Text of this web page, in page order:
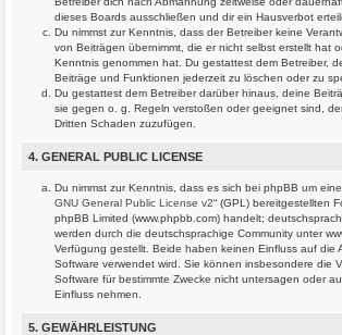
dieses Boards ausschließen und dir ein Hausverbot
Du nimmst zur Kenntnis, dass der Betreiber keine
von Beiträgen übernimmt, die er nicht selbst erstellt hat
Kenntnis genommen hat. Du gestattest dem Betreiber,
Beiträge und Funktionen jederzeit zu löschen oder zu
Du gestattest dem Betreiber darüber hinaus, deine
sie gegen o. g. Regeln verstoßen oder geeignet sind,
Dritten Schaden zuzufügen.
4. GENERAL PUBLIC LICENSE
Du nimmst zur Kenntnis, dass es sich bei phpBB um eine
GNU General Public License v2“ (GPL) bereitgestellten
phpBB Limited (www.phpbb.com) handelt;
werden durch die deutschsprachige Community unter
Verfügung gestellt. Beide haben keinen Einfluss auf die
Software verwendet wird. Sie können insbesondere die
Software für bestimmte Zwecke nicht untersagen oder
Einfluss nehmen.
5. GEWÄHRLEISTUNG